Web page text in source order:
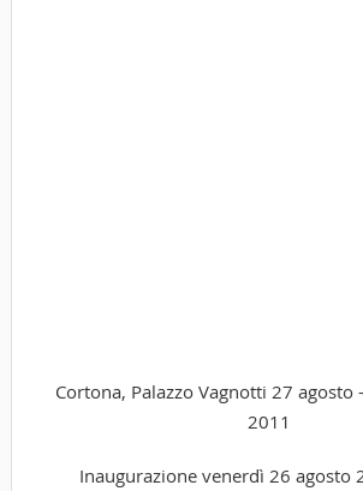
Cortona, Palazzo Vagnotti 27 agosto
2011
Inaugurazione venerdì 26 agosto